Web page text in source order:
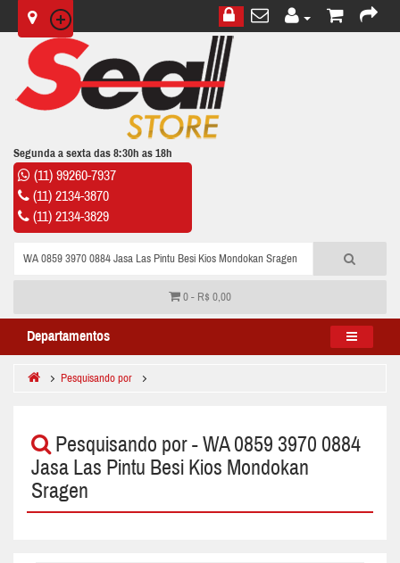
Segunda a sexta das 8:30h as 18h
(11) 99260-7937
(11) 2134-3870
(11) 2134-3829
0 - R$ 0,00
Departamentos
Pesquisando por
Pesquisando por - WA 0859 3970 0884
Jasa Las Pintu Besi Kios Mondokan
Sragen